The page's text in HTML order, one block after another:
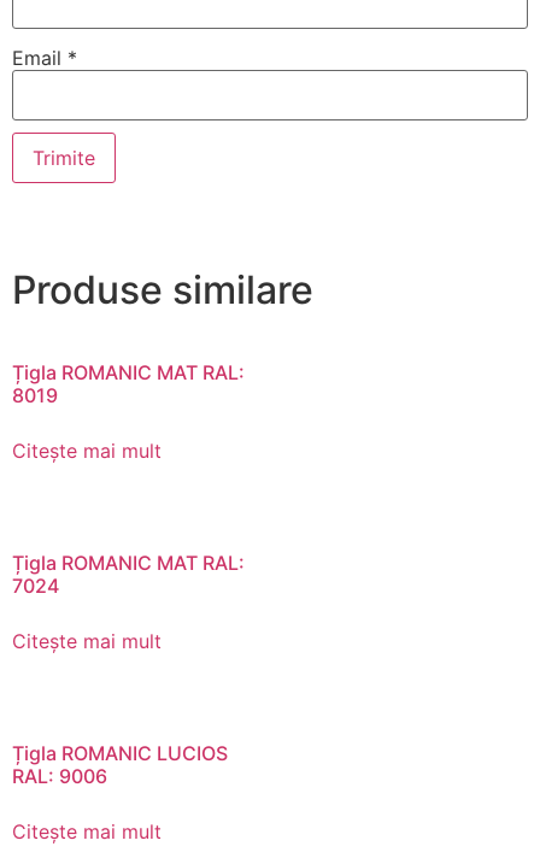
Email *
Produse similare
Țigla ROMANIC MAT RAL:
8019
Citește mai mult
Țigla ROMANIC MAT RAL:
7024
Citește mai mult
Țigla ROMANIC LUCIOS
RAL: 9006
Citește mai mult